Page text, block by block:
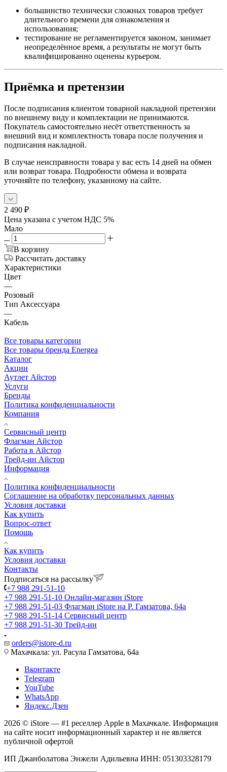
большинство технически сложных товаров требует
длительного времени для ознакомления и
использования;
тестирование не регламентируется законом, занимает
неопределённое время, а результаты не могут быть
квалифицированно оценены курьером.
Приёмка и претензии
После подписания клиентом товарной накладной претензии
по внешнему виду и комплектации не принимаются.
Покупатель самостоятельно несёт ответственность за
внешний вид и комплектность товара после получения и
подписания накладной.
В случае неисправности товара у вас есть 14 дней на обмен
или возврат товара. Подробности обмена и возврата
уточняйте по телефону, указанному на сайте.
2 490 ₽
Цена указана с учетом НДС 5%
Мало
В корзину
Рассчитать доставку
Характеристики
Цвет
—
Розовый
Тип Аксессуара
—
Кабель
Все товары категории
Все товары бренда Energea
Каталог
Акции
Аутлет Айстор
Услуги
Бренды
Политика конфиденциальности
Компания
Сервисный центр
Флагман Айстор
Работа в Айстор
Трейд-ин Айстор
Информация
Политика конфиденциальности
Соглашение на обработку персональных данных
Условия доставки
Как купить
Вопрос-ответ
Помощь
Как купить
Условия доставки
Контакты
Подписаться на рассылку
+7 988 291-51-10
+7 988 291-51-10 Онлайн-магазин iStore
+7 988 291-51-03 Флагман iStore на Р. Гамзатова, 64а
+7 988 291-51-14 Сервисный центр
+7 988 291-51-30 Трейд-ин
orders@istore-d.ru
Махачкала: ул. Расула Гамзатова, 64а
Вконтакте
Telegram
YouTube
WhatsApp
Яндекс.Дзен
2026 © iStore — #1 реселлер Apple в Махачкале. Информация
на сайте носит информационный характер и не является
публичной офертой
ИП Джанболатова Энжели Адильевна ИНН: 051303328179